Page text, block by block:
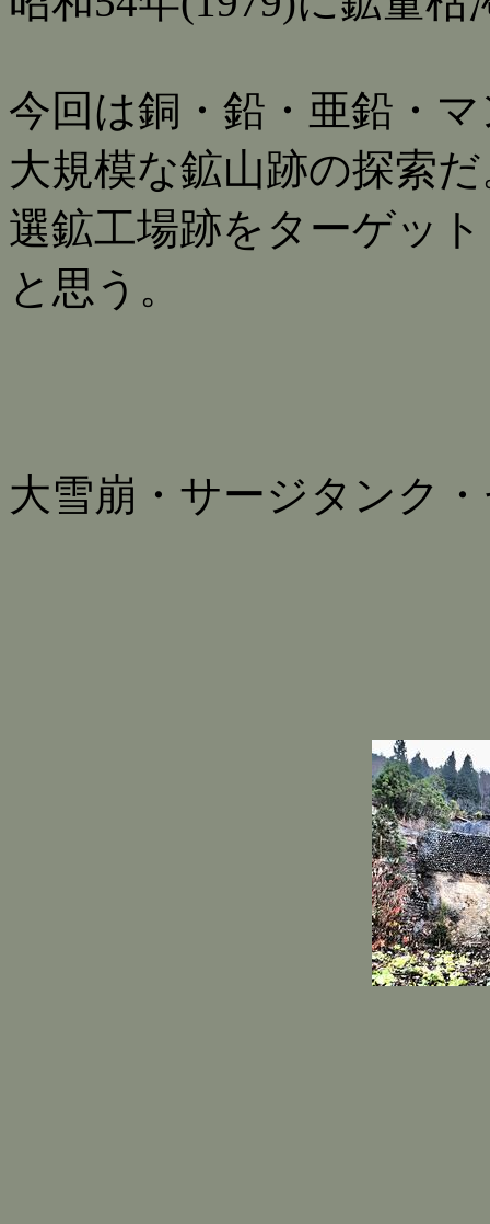
今回は銅・鉛・亜鉛・
大規模な鉱山跡の探索
選鉱工場跡をターゲッ
と思う。
大雪崩・サージタンク